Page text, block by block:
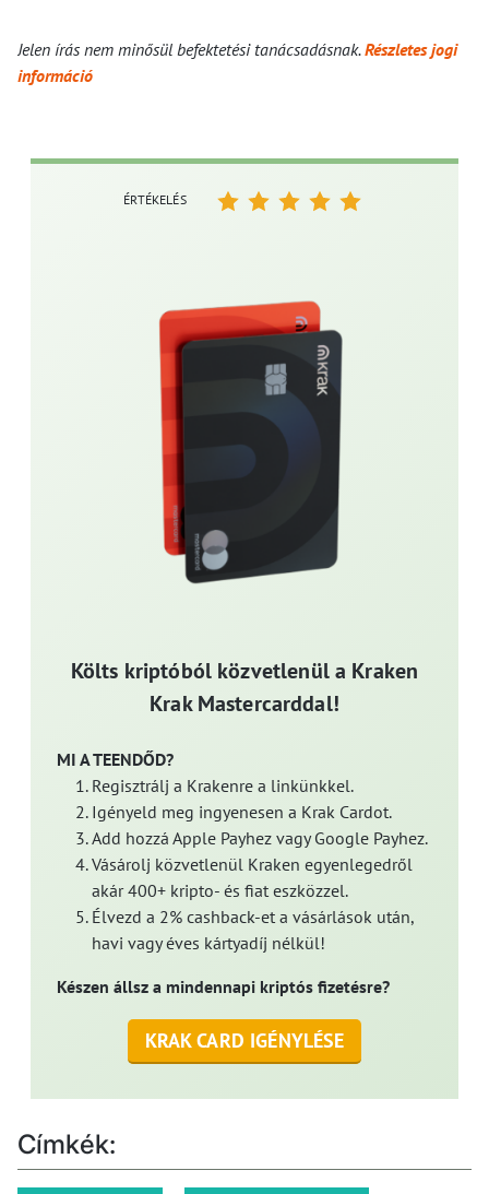
Jelen írás nem minősül befektetési tanácsadásnak.Részletes jogi
információ
Költs kriptóból közvetlenül a Kraken
Krak Mastercarddal!
MI A TEENDŐD?
Regisztrálj a Krakenre a linkünkkel.
Igényeld meg ingyenesen a Krak Cardot.
Add hozzá Apple Payhez vagy Google Payhez.
Vásárolj közvetlenül Kraken egyenlegedről
akár 400+ kripto- és fiat eszközzel.
Élvezd a 2% cashback-et a vásárlások után,
havi vagy éves kártyadíj nélkül!
Készen állsz a mindennapi kriptós fizetésre?
KRAK CARD IGÉNYLÉSE
ÉRTÉKELÉS
Címkék: